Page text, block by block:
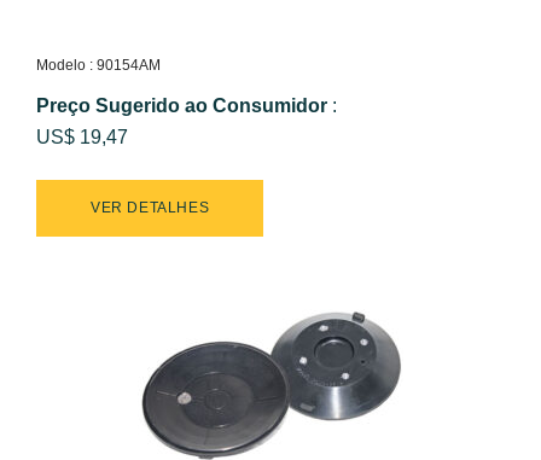
Modelo : 90154AM
Preço Sugerido ao Consumidor :
US$ 19,47
VER DETALHES